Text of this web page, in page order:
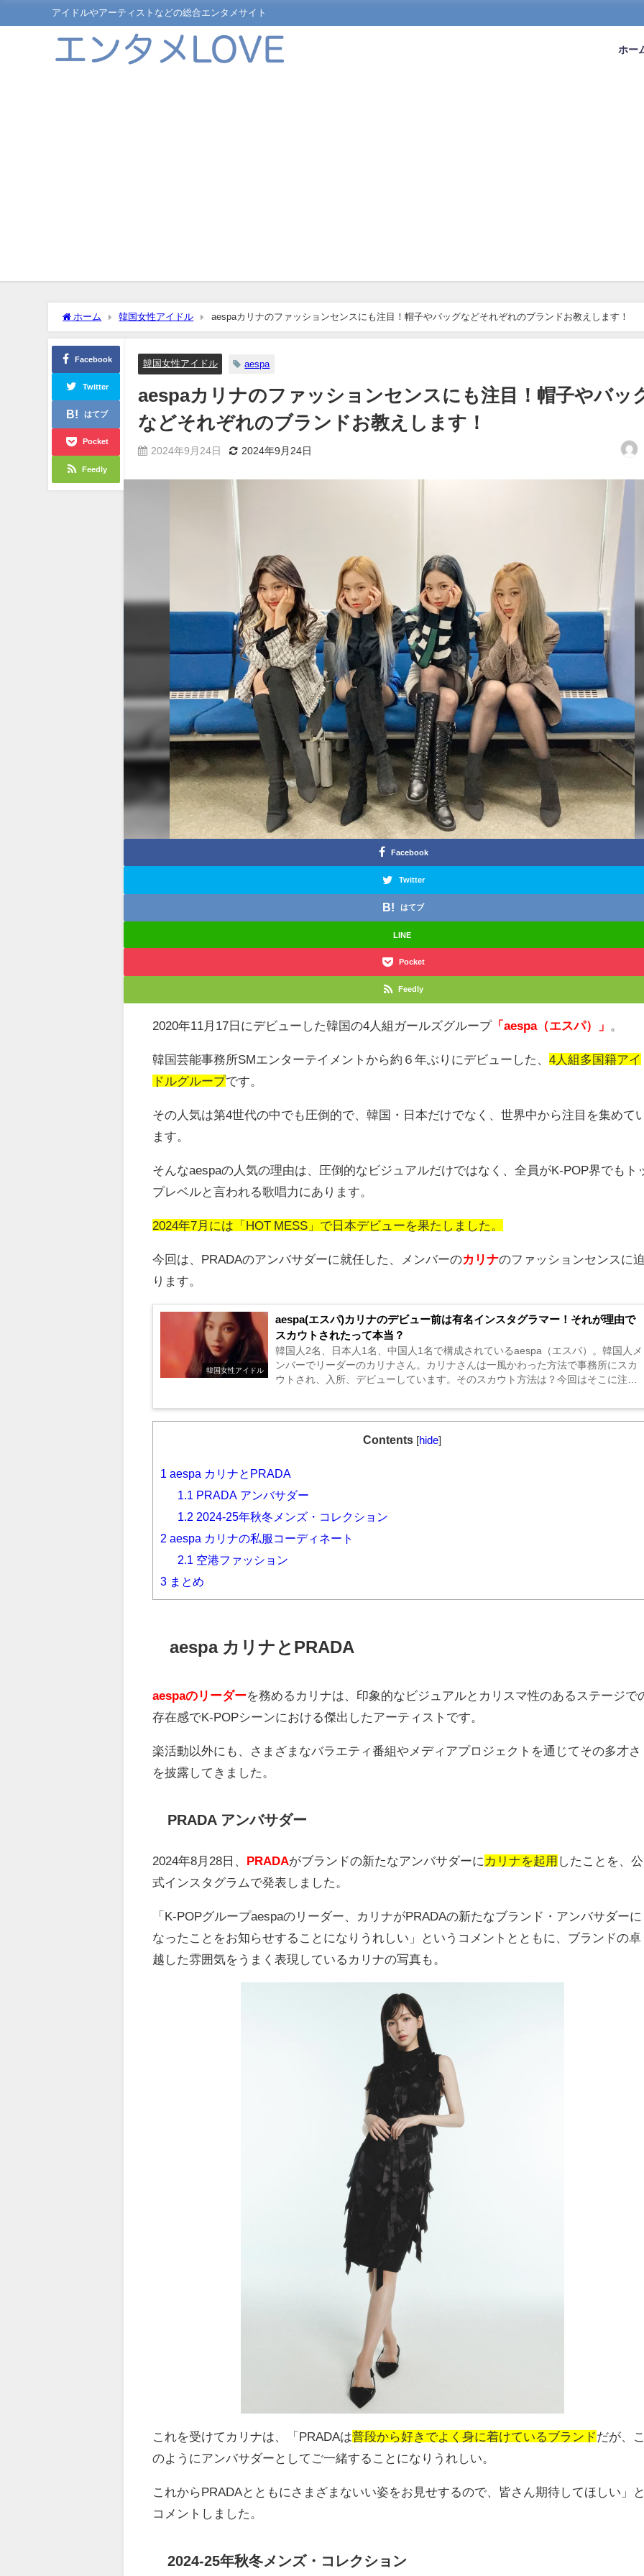
アイドルやアーティストなどの総合エンタメサイト
ホー
ホーム 韓国女性アイドル aespaカリナのファッションセンスにも注目！帽子やバッグなどそれぞれのブランドお教えします！
Facebook
Twitter
はてブ
Pocket
Feedly
韓国女性アイドル aespa
aespaカリナのファッションセンスにも注目！帽子やバッ
などそれぞれのブランドお教えします！
2024年9月24日 2024年9月24日
Facebook
Twitter
はてブ
LINE
Pocket
Feedly
2020年11 月 17 日にデビューした韓国の4 人組ガールズグループ「aespa（エスパ）」
韓国芸能事務所SMエンターテイメントから約６年ぶりにデビューした、4人組多国籍アイ
ドルグループです。
その人気は第4世代の中でも圧倒的で、韓国・日本だけでなく、世界中から注目を集めて
ます。
そんなaespaの人気の理由は、圧倒的なビジュアルだけではなく、全員がK-POP界でもト
プレベルと言われる歌唱力にあります。
2024年7月には「HOT MESS」で日本デビューを果たしました。
今回は、PRADAのアンバサダーに就任した、メンバーのカリナのファッションセンスに
ります。
韓国女性アイドル
aespa(エスパ)カリナのデビュー前は有名インスタグラマー！それが理由で
スカウトされたって本当？
韓国人2名、日本人1名、中国人1名で構成されているaespa（エスパ）。韓国人メ
ンバーでリーダーのカリナさん。カリナさんは一風かわった方法で事務所にスカ
ウトされ、入所、デビューしています。そのスカウト方法は？今回はそこに注目
Contents hide]
1 aespa カリナとPRADA
1.1 PRADA アンバサダー
1.2 2024-25年秋冬メンズ・コレクション
2 aespa カリナの私服コーディネート
2.1 空港ファッション
3 まとめ
aespa カリナとPRADA
aespaのリーダーを務めるカリナは、印象的なビジュアルとカリスマ性のあるステージで
存在感でK-POPシーンにおける傑出したアーティストです。
楽活動以外にも、さまざまなバラエティ番組やメディアプロジェクトを通じてその多才さ
を披露してきました。
PRADA アンバサダー
2024年8月28日、 PRADAがブランドの新たなアンバサダーに カリナを起用 したことを、公
式インスタグラムで発表しました。
「K-POPグループaespaのリーダー、カリナがPRADAの新たなブランド・アンバサダーに
なったことをお知らせすることになりうれしい」というコメントとともに、ブランドの卓
越した雰囲気をうまく表現しているカリナの写真も。
これを受けてカリナは、「 PRADAは普段から好きでよく身に着けているブランドだが、
のようにアンバサダーとしてご一緒することになりうれしい。
これからPRADAとともにさまざまないい姿をお見せするので、皆さん期待してほしい」
コメントしました。
2024-25年秋冬メンズ・コレクション